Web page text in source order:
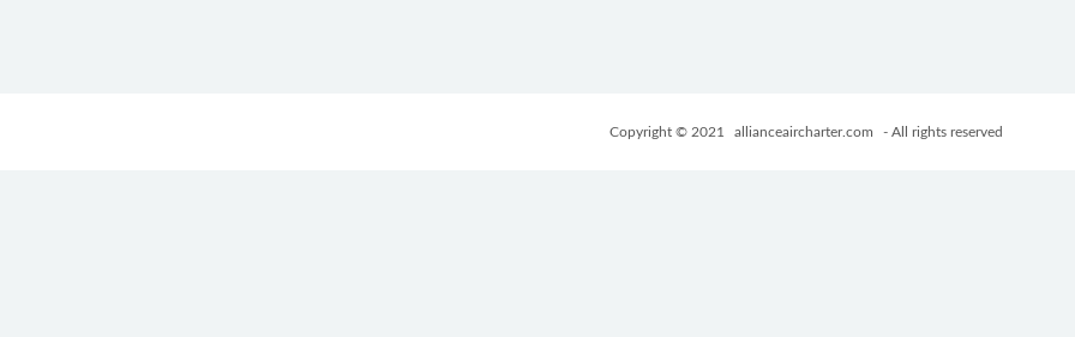
Copyright © 2021 allianceaircharter.com - All rights reserved